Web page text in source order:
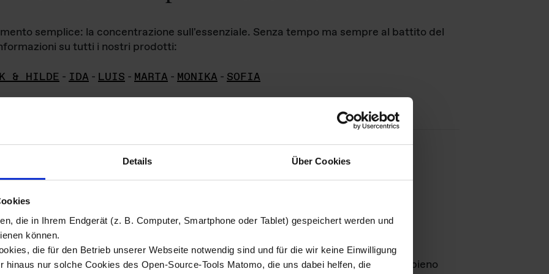
Details Über Cookies
die in Ihrem Endgerät (z. B. Computer, Smartphone oder Tablet) gespeichert werden und
können.
die für den Betrieb unserer Webseite notwendig sind und für die wir keine Einwilligung
hinaus nur solche Cookies des Open-Source-Tools Matomo, die uns dabei helfen, die
semplice: la concentrazione sull'essenziale. Senza tempo ma sempre al battito del
su tutti i nostri prodotti:
& HILDE - IDA - LUIS - MARTA - MONIKA - SOFIA
di immagini
materiale fotografico sono detenuti daDas ganze LebenGmbH e rimangono in pieno